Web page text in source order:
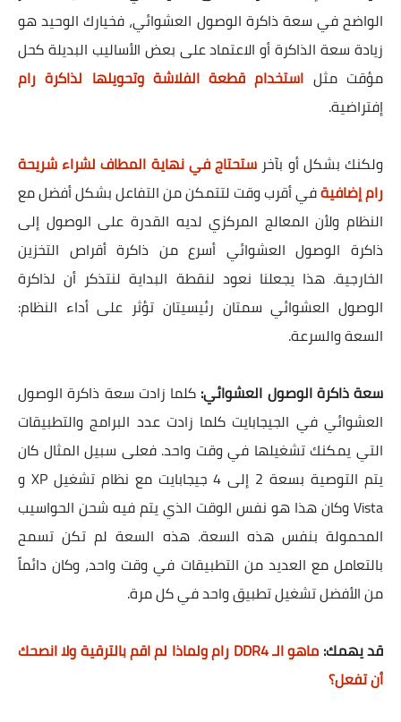
الواضح في سعة ذاكرة الوصول العشوائي، فخيارك الوحيد هو
زيادة سعة الذاكرة أو الاعتماد على بعض الأساليب البديلة كحل
مؤقت مثل استخدام قطعة الفلاشة وتحويلها لذاكرة رام
إفتراضية.
ولكنك بشكل أو بآخر ستحتاج في نهاية المطاف لشراء شريحة
رام إضافيةفي أقرب وقت لتتمكن من التفاعل بشكل أفضل مع
النظام ولأن المعالج المركزي لديه القدرة على الوصول إلى
ذاكرة الوصول العشوائي أسرع من ذاكرة أقراص التخزين
الخارجية. هذا يجعلنا نعود لنقطة البداية لنتذكر أن لذاكرة
الوصول العشوائي سمتان رئيسيتان تؤثر على أداء النظام:
السعة والسرعة.
سعة ذاكرة الوصول العشوائي: كلما زادت سعة ذاكرة الوصول
العشوائي في الجيجابايت كلما زادت عدد البرامج والتطبيقات
التي يمكنك تشغيلها في وقت واحد. فعلى سبيل المثال كان
يتم التوصية بسعة 2 إلى 4 جيجابايت مع نظام تشغيل XP و
Vista وكان هذا هو نفس الوقت الذي يتم فيه شحن الحواسيب
المحمولة بنفس هذه السعة. هذه السعة لم تكن تسمح
بالتعامل مع العديد من التطبيقات في وقت واحد، وكان دائماً
من الأفضل تشغيل تطبيق واحد في كل مرة.
قد يهمك:
ماهو الـ DDR4 رام ولماذا لم اقم بالترقية ولا انصحك
أن تفعل؟